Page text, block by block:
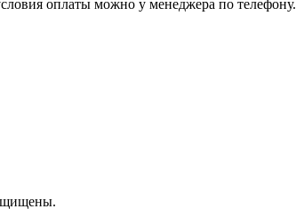
оплаты можно у менеджера по телефону.